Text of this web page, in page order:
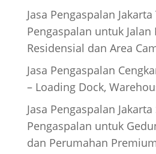
Jasa Pengaspalan
Pengaspalan untuk Jalan
Residensial dan Area
Jasa Pengaspalan
– Loading Dock,
Jasa Pengaspalan
Pengaspalan untuk
dan Perumahan